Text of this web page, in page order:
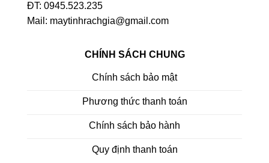
ĐT: 0945.523.235
Mail: maytinhrachgia@gmail.com
CHÍNH SÁCH CHUNG
Chính sách bảo mật
Phương thức thanh toán
Chính sách bảo hành
Quy định thanh toán